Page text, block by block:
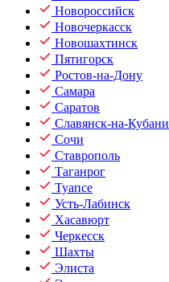
Новороссийск
Новочеркасск
Новошахтинск
Пятигорск
Ростов-на-Дону
Самара
Саратов
Славянск-на-Кубани
Сочи
Ставрополь
Таганрог
Туапсе
Усть-Лабинск
Хасавюрт
Черкесск
Шахты
Элиста